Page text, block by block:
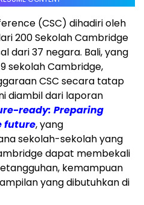
(CSC) dihadiri oleh
200 Sekolah Cambridge
dari 37 negara. Bali, yang
sekolahCambridge,
CSC secara tatap
diambil dari laporan
ready: Preparing
future, yang
sekolah-sekolah yang
dapat membekali
kemampuan
yang dibutuhkan di